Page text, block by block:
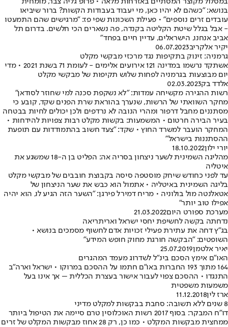
בנושא: "כשהם לא יהיו כאן, מי יעבוד בעבודות הקשות? ברור שיביאו
עובדים זרים נוספים" • פעילת השכונות שפי פז: "מרגישים שהם התמעטו
- אבל בגלל שיטת הקליטה בקנדה, פה נשארים הכי חלשים. בדרום תל
אביב אנחנו, הישראלים, עדיין חיים בפחד"
יקיר אלקריב06.07.2023
גרמניה: זינוק בתקיפות נגד מרכזי מבקשי מקלט
אשתקד נרשמו במדינה 121 אירועים אלימים - לעומת 71 בשנת 2021 • מדי
יום מבוצעות בגרמניה לפחות שלוש תקיפות של מבקשי מקלט
אלדד בק02.03.2023
רשות ההגירה מקשיחה עמדות: "לא נשקפת סכנה למי שחוזר לסודאן"
מחקר השוואתי של הרשות, שנערך בהוראת שרת הפנים שקד, קובע כי
מסתננים מחבל דרפור ומהרי הנובה לא נרדפים ולכן יכולים לחיות בבטחה
בעיר הבירה חרטום • המשמעות: בקשות מקלט רבות צפויות להידחות •
המחקר הועבר למשרד החוץ • שקד: "צעד חשוב בהתמודדות עם תופעת
ההסתננות בישראל"
יורי ילון18.10.2022
מהליגה השמינית לשער ניצחון בסריה אה: הפליט בן ה-18 שמשגע את
איטליה
עד לפני כחודש שיחק מוסטפה סיסה בקבוצת חובבים של מבקשי מקלט
בליגה השמינית באיטליה • אתמול הוא כבש את שער הניצחון של
אטאלנטה מול בולוניה • מריח דמירל פירגן: "השער הזה הגיע לו, הוא יהיה
אפילו טוב יותר"
מערכת ספורט היום21.03.2022
נדחתה בקשה לחשיפת יחסי ישראל ואריתריאה
בג"ץ דחה את עתירת פעילי זכויות אדם לחשוף מסמכים בנושא •
השופטים: "הבקשה חורגת מחוק חופש המידע"
יאיר אלטמן25.07.2019
האו"ם אימץ הסכם בינ"ל לשדרוג מעמד המהגרים
164 מתוך 193 החברות באו"ם חתמו על ההסכם במרוקו • ישראל וארה"ב
התנגדו • ההסכם צפוי לעבור אישור בעצרת הכללית – אך אינו בעל
משמעות משפטית
ארז לין11.12.2018
8 שנים ללא תשובה: סחבת בבקשות למקלט מדיני
דו"ח המבקר: בסוף 2017 רשות האוכלוסין טרם סיימה את הטיפול ביותר
ממחצית מבקשות המקלט • כמו כן, רק 28 אחוז מבקשות המקלט של זרים